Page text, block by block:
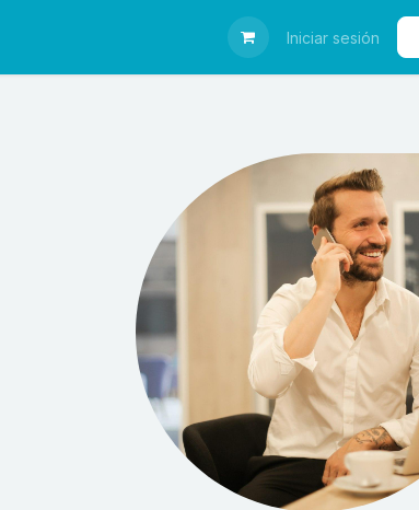
Iniciar sesión